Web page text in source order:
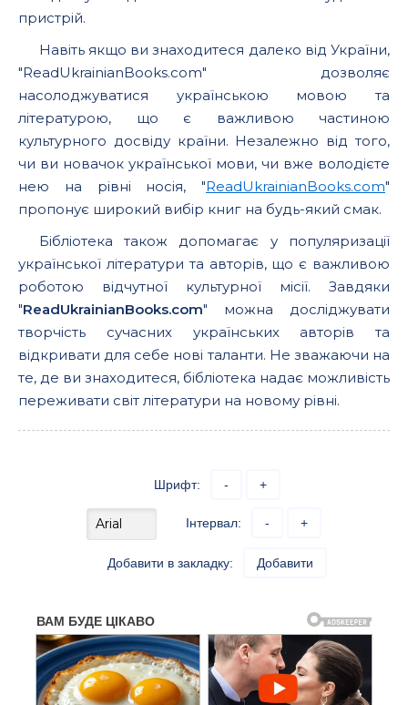
пристрій.
Навіть якщо ви знаходитеся далеко від України,
"ReadUkrainianBooks.com" дозволяє
насолоджуватися українською мовою та
літературою, що є важливою частиною
культурного досвіду країни. Незалежно від того,
чи ви новачок української мови, чи вже володієте
нею на рівні носія, "ReadUkrainianBooks.com"
пропонує широкий вибір книг на будь-який смак.
Бібліотека також допомагає у популяризації
української літератури та авторів, що є важливою
роботою відчутної культурної місії. Завдяки
"ReadUkrainianBooks.com" можна досліджувати
творчість сучасних українських авторів та
відкривати для себе нові таланти. Не зважаючи на
те, де ви знаходитеся, бібліотека надає можливість
переживати світ літератури на новому рівні.
Шрифт: - +
Інтервал: - +
Добавити в закладку: Добавити